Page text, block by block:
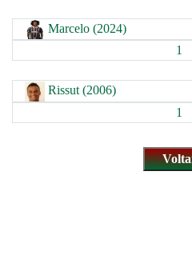
Marcelo (2024)
1
Rissut (2006)
1